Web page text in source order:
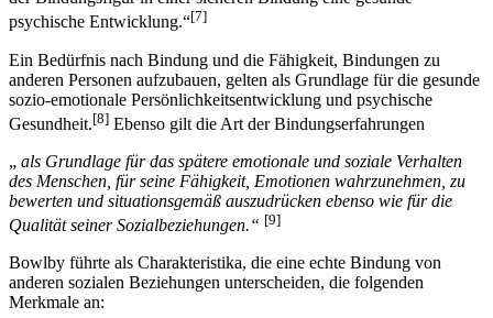
zulassen kann. [6] Laut Beetz erlaubt erst „die Kommunikation mit
psychische Entwicklung.“[7]
Ein Bedürfnis nach Bindung und die Fähigkeit, Bindungen zu
anderen Personen aufzubauen, gelten als Grundlage für die gesunde
sozio-emotionale Persönlichkeitsentwicklung und psychische
Gesundheit.[8]Ebenso gilt die Art der Bindungserfahrungen
„als Grundlage für das spätere emotionale und soziale Verhalten
des Menschen, für seine Fähigkeit, Emotionen wahrzunehmen, zu
bewerten und situationsgemäß auszudrücken ebenso wie für die
Qualität seiner Sozialbeziehungen.“ [9]
Bowlby führte als Charakteristika, die eine echte Bindung von